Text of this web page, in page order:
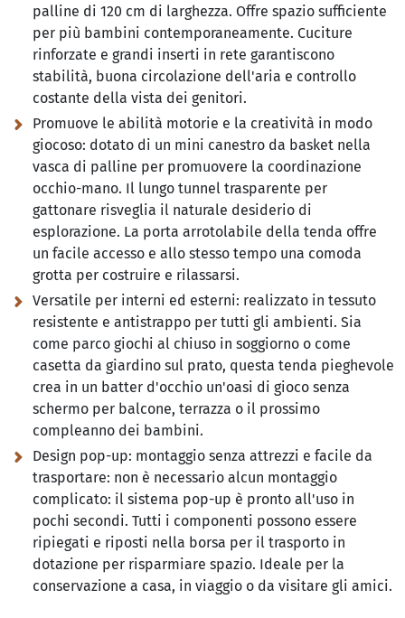
palline di 120 cm di larghezza. Offre spazio sufficiente
per più bambini contemporaneamente. Cuciture
rinforzate e grandi inserti in rete garantiscono
stabilità, buona circolazione dell'aria e controllo
costante della vista dei genitori.
Promuove le abilità motorie e la creatività in modo
giocoso: dotato di un mini canestro da basket nella
vasca di palline per promuovere la coordinazione
occhio-mano. Il lungo tunnel trasparente per
gattonare risveglia il naturale desiderio di
esplorazione. La porta arrotolabile della tenda offre
un facile accesso e allo stesso tempo una comoda
grotta per costruire e rilassarsi.
Versatile per interni ed esterni: realizzato in tessuto
resistente e antistrappo per tutti gli ambienti. Sia
come parco giochi al chiuso in soggiorno o come
casetta da giardino sul prato, questa tenda pieghevole
crea in un batter d'occhio un'oasi di gioco senza
schermo per balcone, terrazza o il prossimo
compleanno dei bambini.
Design pop-up: montaggio senza attrezzi e facile da
trasportare: non è necessario alcun montaggio
complicato: il sistema pop-up è pronto all'uso in
pochi secondi. Tutti i componenti possono essere
ripiegati e riposti nella borsa per il trasporto in
dotazione per risparmiare spazio. Ideale per la
conservazione a casa, in viaggio o da visitare gli amici.